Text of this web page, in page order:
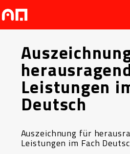
Leistungen
Deutsch
Auszeichnung für
Leistungen im Fach